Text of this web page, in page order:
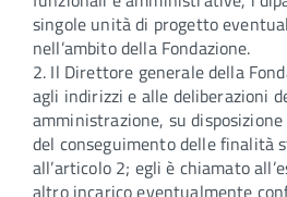
singole unità di progetto
nell’ambito della Fondazione.
2. Il Direttore generale della
agli indirizzi e alle deliberazioni
amministrazione, su
del conseguimento delle finalità
all’articolo 2; egli è chiamato